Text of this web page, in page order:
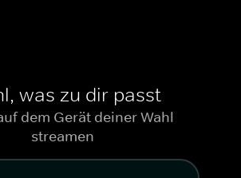
was zu dir passt
dem Gerät deiner Wahl
streamen